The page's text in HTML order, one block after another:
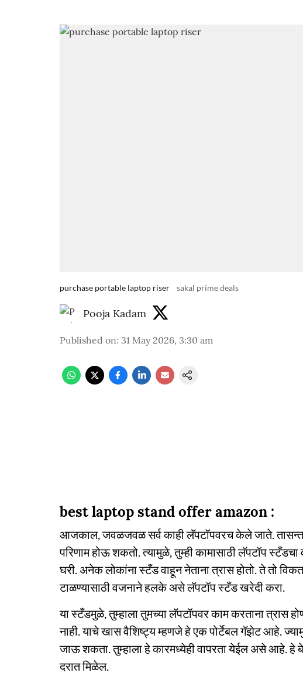
purchase portable laptop riser sakal prime deals
Pooja Kadam
Published on: 31 May 2026, 3:30 am
best laptop stand offer amazon :
आजकाल, जवळजवळ सर्व काही लॅपटॉपवरच केले जाते.
परिणाम होऊ शकतो. त्यामुळे, तुम्ही कामासाठी लॅपटॉप
घरी. अनेक लोकांना स्टँड वाहून नेताना त्रास होतो. ते तो
टाळण्यासाठी वजनाने हलके असे लॅपटॉप स्टँड खरेदी करा.
या स्टँडमुळे, तुम्हाला तुमच्या लॅपटॉपवर काम करताना त्रास
नाही. याचे खास वैशिष्ट्य म्हणजे हे एक पोर्टेबल गॅझेट आहे.
जाऊ शकता. तुम्हाला हे कारमध्येही वापरता येईल असे आहे.
दरात मिळेल.